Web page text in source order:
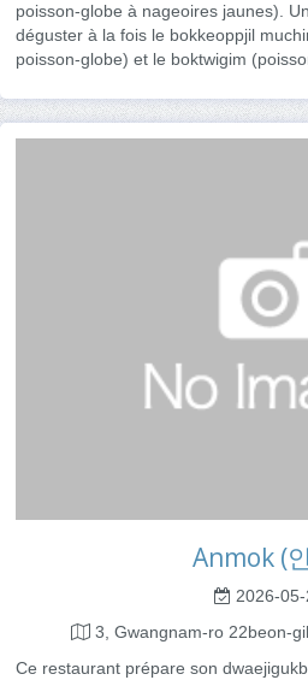
poisson-globe à nageoires jaunes).
déguster à la fois le bokkeoppjil
poisson-globe) et le boktwigim
Anmok (
2026-05-
3, Gwangnam-ro 22beon-
Ce restaurant prépare son